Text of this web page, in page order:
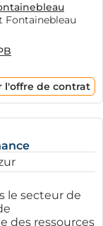
Fontainebleau
l'offre de contrat
le secteur de
des ressources